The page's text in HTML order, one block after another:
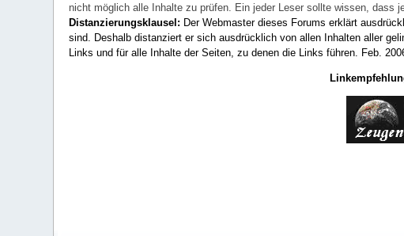
nicht möglich alle Inhalte zu prüfen. Ein jeder Leser sollte wissen, dass
Distanzierungsklausel: Der Webmaster dieses Forums erklärt
sind. Deshalb distanziert er sich ausdrücklich von allen Inhalten aller
Links und für alle Inhalte der Seiten, zu denen die Links führen. Feb.